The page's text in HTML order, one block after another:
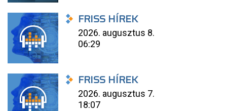
FRISS HÍREK
2026. augusztus 8.
06:29
FRISS HÍREK
2026. augusztus 7.
18:07